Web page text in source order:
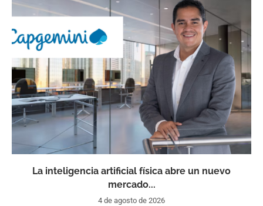
La inteligencia artificial física abre un nuevo
mercado...
4 de agosto de 2026